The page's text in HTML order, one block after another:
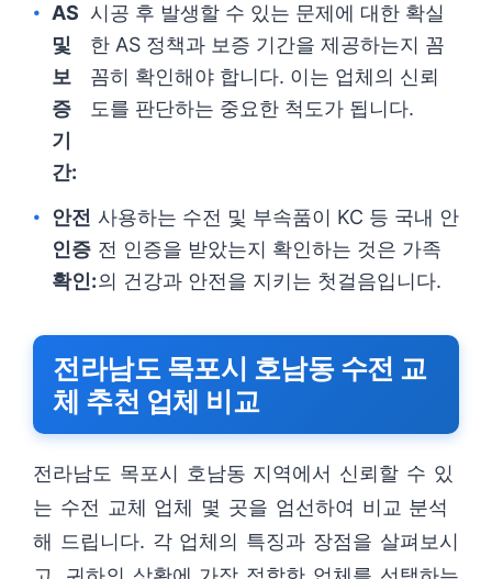
AS
및
보
증
기
간:
시공 후 발생할 수 있는 문제에 대한 확실
한 AS 정책과 보증 기간을 제공하는지 꼼
꼼히 확인해야 합니다. 이는 업체의 신뢰
도를 판단하는 중요한 척도가 됩니다.
안전
인증
확인:
사용하는 수전 및 부속품이 KC 등 국내 안
전 인증을 받았는지 확인하는 것은 가족
의 건강과 안전을 지키는 첫걸음입니다.
전라남도 목포시 호남동 수전 교
체 추천 업체 비교
전라남도 목포시 호남동 지역에서 신뢰할 수 있
는 수전 교체 업체 몇 곳을 엄선하여 비교 분석
해 드립니다. 각 업체의 특징과 장점을 살펴보시